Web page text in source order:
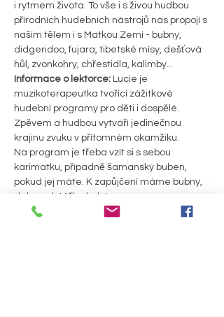
i rytmem života. To vše i s živou hudbou
přírodních hudebních nástrojů nás propojí s
naším tělem i s Matkou Zemí - bubny,
didgeridoo, fujara, tibetské mísy, dešťová
hůl, zvonkohry, chřestidla, kalimby...
Informace o lektorce: Lucie je
muzikoterapeutka tvořící zážitkové
hudební programy pro děti i dospělé.
Zpěvem a hudbou vytváří jedinečnou
krajinu zvuku v přítomném okamžiku.
Na program je třeba vzít si s sebou
karimatku, případně šamanský buben,
pokud jej máte. K zapůjčení máme bubny,
deky, polstářky, bolstery.
Cena workshopu:
250 Kč s permanentkou,